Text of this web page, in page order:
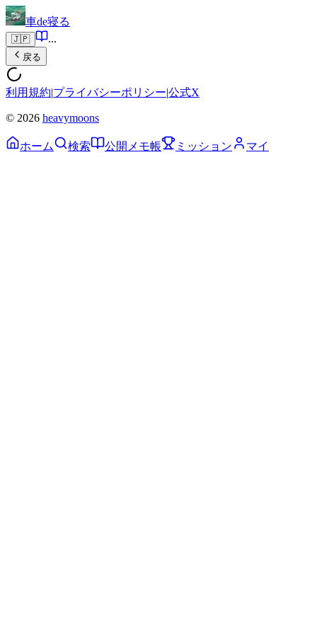
車de寝る
🇯🇵 ...
戻る
利用規約|プライバシーポリシー|公式X
© 2026 heavymoons
ホーム 検索 公開メモ帳 ミッション マイ